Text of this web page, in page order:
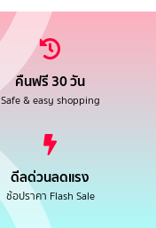
คืนฟรี 30 วัน
Safe & easy shopping
ดีลด่วนลดแรง
ช้อปราคา Flash Sale